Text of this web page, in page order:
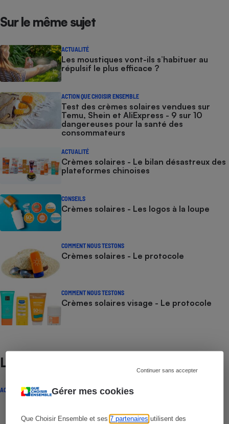
Gérer mes cookies
Que Choisir Ensemble et ses7 partenaires utilisent des
Continuer sans accepter
Sur le même sujet
ACTUALITÉ
Les moustiques vont-ils s’habituer au
répulsif le plus efficace ?
ACTION QUE CHOISIR ENSEMBLE
Test des crèmes solaires vendues sur
Temu, Shein et AliExpress - 9 sur 10
dangereuses pour la santé des
consommateurs
ACTUALITÉ
Crèmes solaires - Le bilan désastreux des
plateformes chinoises
CONSEILS
Crèmes solaires - Les logos à la loupe
COMMENT NOUS TESTONS
Crèmes solaires - Le protocole
COMMENT NOUS TESTONS
Crèmes solaires visage - Le protocole
Lire aussi
ACTUALITÉ